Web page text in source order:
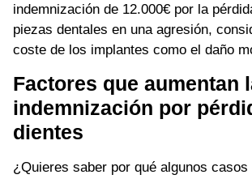
indemnización de 12.000€ por la
piezas dentales en una agresión,
coste de los implantes como el daño
Factores que aumentan
indemnización por
dientes
¿Quieres saber por qué algunos casos